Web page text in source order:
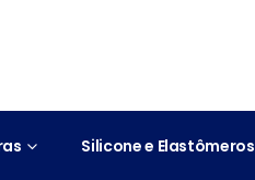
Silicone e Elastômeros